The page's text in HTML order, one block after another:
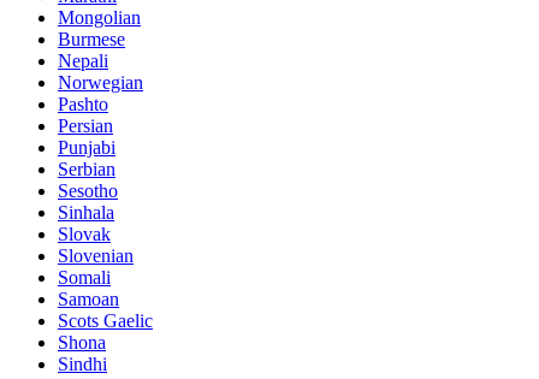
Mongolian
Burmese
Nepali
Norwegian
Pashto
Persian
Punjabi
Serbian
Sesotho
Sinhala
Slovak
Slovenian
Somali
Samoan
Scots Gaelic
Shona
Sindhi